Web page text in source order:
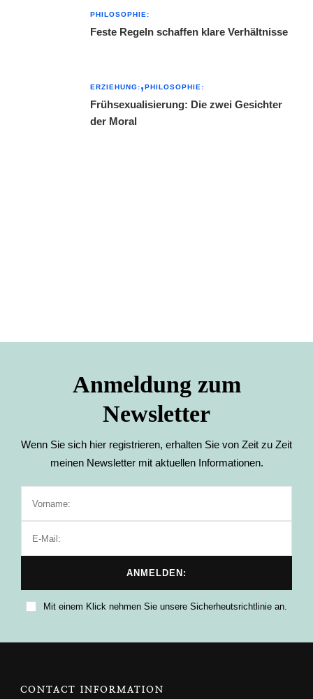
PHILOSOPHIE:
Feste Regeln schaffen klare Verhältnisse
ERZIEHUNG: PHILOSOPHIE:
Frühsexualisierung: Die zwei Gesichter
der Moral
Anmeldung zum
Newsletter
Wenn Sie sich hier registrieren, erhalten Sie von Zeit zu Zeit
meinen Newsletter mit aktuellen Informationen.
Mit einem Klick nehmen Sie unsere Sicherheutsrichtlinie an.
CONTACT INFORMATION